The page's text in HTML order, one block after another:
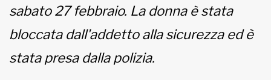
www.viveremilano.info
Bernardis
sabato 27 febbraio. La donna è stata
bloccata dall'addetto alla sicurezza ed è
stata presa dalla polizia.